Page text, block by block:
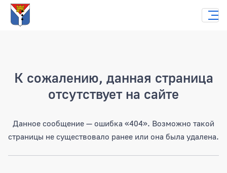
К сожалению, данная страница
отсутствует на сайте
Данное сообщение — ошибка «404». Возможно такой
страницы не существовало ранее или она была удалена.